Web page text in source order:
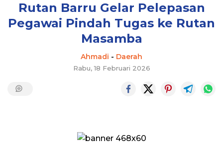
Rutan Barru Gelar Pelepasan
Pegawai Pindah Tugas ke Rutan
Masamba
Ahmadi - Daerah
Rabu, 18 Februari 2026